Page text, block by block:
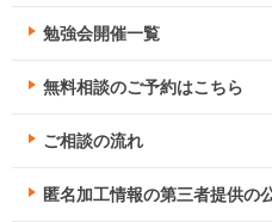
勉強会開催一覧
無料相談のご予約はこちら
ご相談の流れ
匿名加工情報の第三者提供の